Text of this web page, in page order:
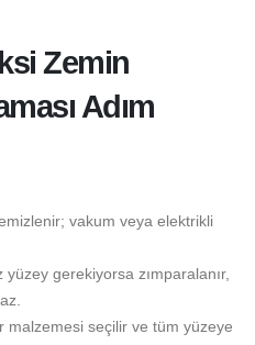
Zemin
Adım
vakum veya elektrikli
yüzey gerekiyorsa zımparalanır,
malzemesi seçilir ve tüm yüzeye